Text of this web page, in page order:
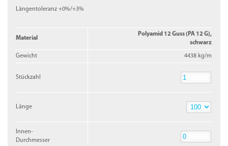
Längentoleranz +0%/+3%
Material
Polyamid 12 Guss (PA 12 G),
schwarz
Gewicht 4438 kg/m
Stückzahl
Länge
Innen-
Durchmesser